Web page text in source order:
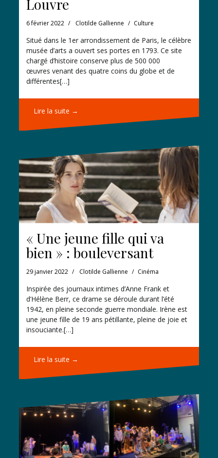
Louvre
6 février 2022 Clotilde Gallienne Culture
Situé dans le 1er arrondissement de Paris, le célèbre
musée d’arts a ouvert ses portes en 1793. Ce site
chargé d’histoire conserve plus de 500 000
œuvres venant des quatre coins du globe et de
différentes[…]
Lire la suite →
« Une jeune fille qui va
bien » : bouleversant
29 janvier 2022 Clotilde Gallienne Cinéma
Inspirée des journaux intimes d’Anne Frank et
d’Hélène Berr, ce drame se déroule durant l’été
1942, en pleine seconde guerre mondiale. Irène est
une jeune fille de 19 ans pétillante, pleine de joie et
insouciante.[…]
Lire la suite →